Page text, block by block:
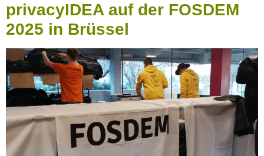
privacyIDEA auf der FOSDEM
2025 in Brüssel